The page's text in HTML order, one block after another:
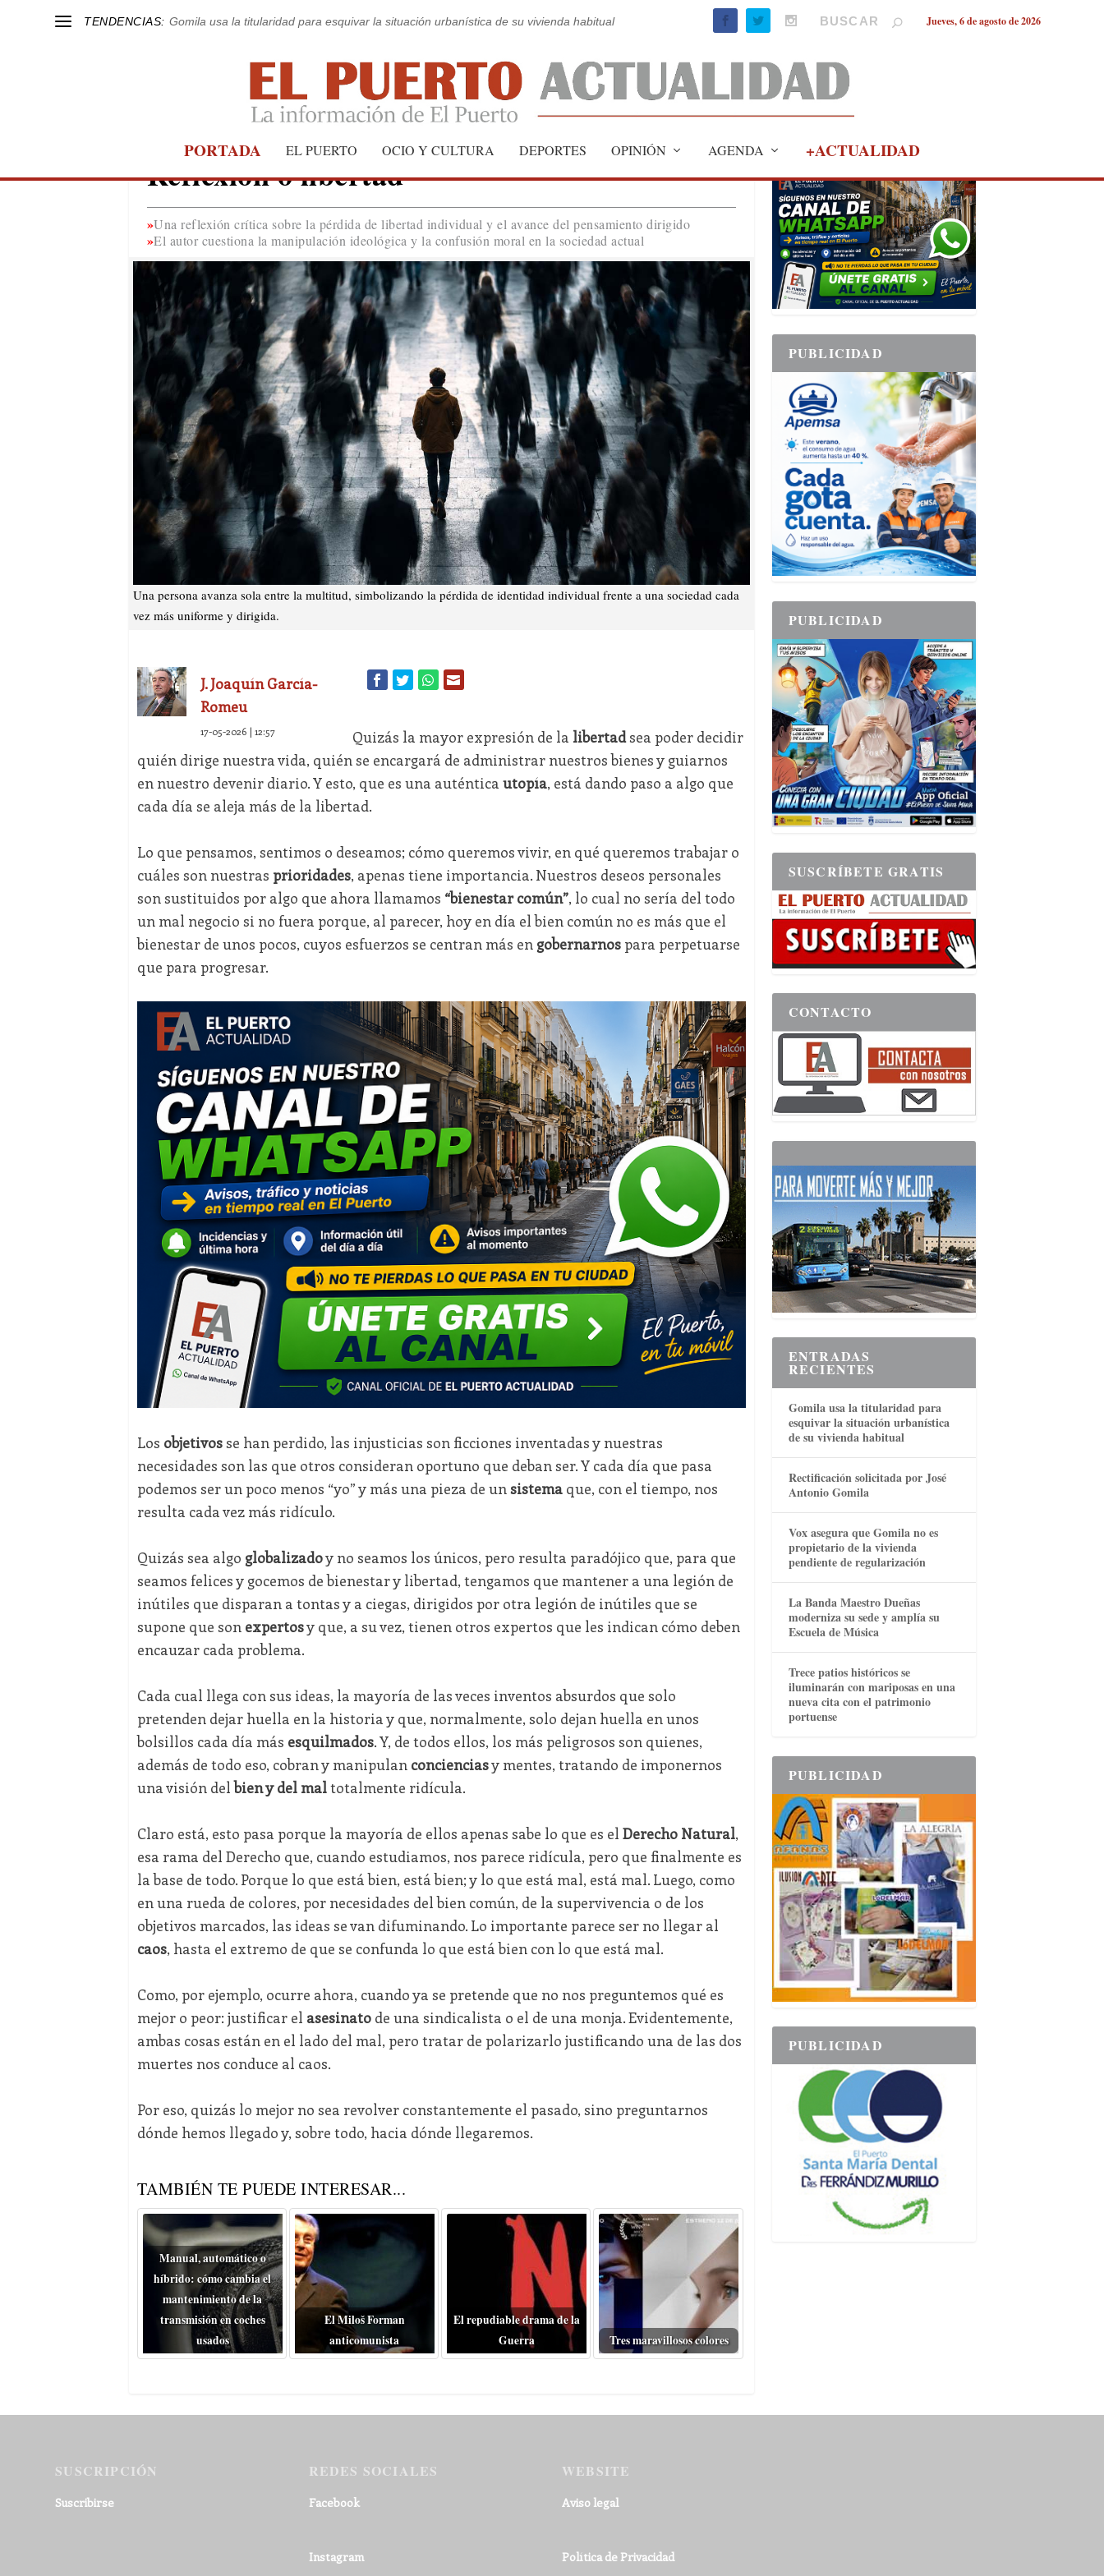
TENDENCIAS: Gomila usa la titularidad para esquivar la situación urbanística de su vivienda habitual Jueves, 6 de agosto de 2026
PORTADA EL PUERTO OCIO Y CULTURA DEPORTES OPINIÓN AGENDA +ACTUALIDAD
LA OTRA BANDA
Reflexión o libertad
Una reflexión crítica sobre la pérdida de libertad individual y el avance del pensamiento dirigido
El autor cuestiona la manipulación ideológica y la confusión moral en la sociedad actual
Una persona avanza sola entre la multitud, simbolizando la pérdida de identidad individual frente a una sociedad cada
vez más uniforme y dirigida.
J. Joaquín García-
Romeu
17-05-2026 | 12:57 Quizás la mayor expresión de la libertadsea poder decidir
quién dirige nuestra vida, quién se encargará de administrar nuestros bienes y guiarnos
en nuestro devenir diario. Y esto, que es una auténtica utopía, está dando paso a algo que
cada día se aleja más de la libertad.
Lo que pensamos, sentimos o deseamos; cómo queremos vivir, en qué queremos trabajar o
cuáles son nuestras prioridades, apenas tiene importancia. Nuestros deseos personales
son sustituidos por algo que ahora llamamos “bienestar común”, lo cual no sería del todo
un mal negocio si no fuera porque, al parecer, hoy en día el bien común no es más que el
bienestar de unos pocos, cuyos esfuerzos se centran más en gobernarnospara perpetuarse
que para progresar.
Los objetivosse han perdido, las injusticias son ficciones inventadas y nuestras
necesidades son las que otros consideran oportuno que deban ser. Y cada día que pasa
podemos ser un poco menos “yo” y más una pieza de un sistemaque, con el tiempo, nos
resulta cada vez más ridículo.
Quizás sea algo globalizadoy no seamos los únicos, pero resulta paradójico que, para que
seamos felices y gocemos de bienestar y libertad, tengamos que mantener a una legión de
inútiles que disparan a tontas y a ciegas, dirigidos por otra legión de inútiles que se
supone que son expertosy que, a su vez, tienen otros expertos que les indican cómo deben
encauzar cada problema.
Cada cual llega con sus ideas, la mayoría de las veces inventos absurdos que solo
pretenden dejar huella en la historia y que, normalmente, solo dejan huella en unos
bolsillos cada día más esquilmados. Y, de todos ellos, los más peligrosos son quienes,
además de todo eso, cobran y manipulan concienciasy mentes, tratando de imponernos
una visión delbien y del maltotalmente ridícula.
Claro está, esto pasa porque la mayoría de ellos apenas sabe lo que es el Derecho Natural,
esa rama del Derecho que, cuando estudiamos, nos parece ridícula, pero que finalmente es
la base de todo. Porque lo que está bien, está bien; y lo que está mal, está mal. Luego, como
en una rueda de colores, por necesidades del bien común, de la supervivencia o de los
objetivos marcados, las ideas se van difuminando. Lo importante parece ser no llegar al
caos, hasta el extremo de que se confunda lo que está bien con lo que está mal.
Como, por ejemplo, ocurre ahora, cuando ya se pretende que no nos preguntemos qué es
mejor o peor: justificar el asesinatode una sindicalista o el de una monja. Evidentemente,
ambas cosas están en el lado del mal, pero tratar de polarizarlo justificando una de las dos
muertes nos conduce al caos.
Por eso, quizás lo mejor no sea revolver constantemente el pasado, sino preguntarnos
dónde hemos llegado y, sobre todo, hacia dónde llegaremos.
TAMBIÉN TE PUEDE INTERESAR...
Manual, automático o
híbrido: cómo cambia el
mantenimiento de la
transmisión en coches
usados
El Miloš Forman
anticomunista
El repudiable drama de la
Guerra
Tres maravillosos colores
PUBLICIDAD
PUBLICIDAD
PUBLICIDAD
SUSCRÍBETE GRATIS
CONTACTO
ENTRADAS
RECIENTES
Gomila usa la titularidad para
esquivar la situación urbanística
de su vivienda habitual
Rectificación solicitada por José
Antonio Gomila
Vox asegura que Gomila no es
propietario de la vivienda
pendiente de regularización
La Banda Maestro Dueñas
moderniza su sede y amplía su
Escuela de Música
Trece patios históricos se
iluminarán con mariposas en una
nueva cita con el patrimonio
portuense
PUBLICIDAD
PUBLICIDAD
SUSCRIPCIÓN
Suscribirse
REDES SOCIALES
Facebook
Instagram
WEBSITE
Aviso legal
Política de Privacidad